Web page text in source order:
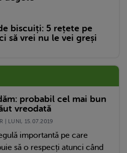
biscuiți: 5 rețete pe
să vrei nu le vei greși
probabil cel mai bun
vreodată
| LUNI, 15.07.2019
importantă pe care
să o respecți atunci când